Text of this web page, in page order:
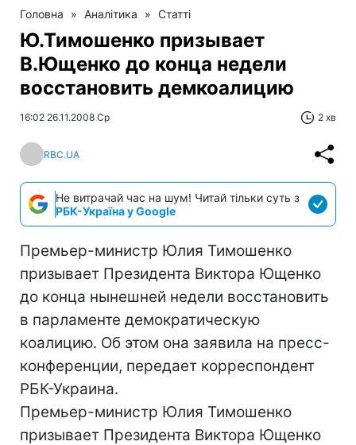
Головна » Аналітика » Статті
Ю.Тимошенко призывает
В.Ющенко до конца недели
восстановить демкоалицию
16:02 26.11.2008 Ср 2 хв
RBC.UA
Не витрачай час на шум! Читай тільки суть з
РБК-Україна у Google
Премьер-министр Юлия Тимошенко
призывает Президента Виктора Ющенко
до конца нынешней недели восстановить
в парламенте демократическую
коалицию. Об этом она заявила на пресс-
конференции, передает корреспондент
РБК-Украина.
Премьер-министр Юлия Тимошенко
призывает Президента Виктора Ющенко